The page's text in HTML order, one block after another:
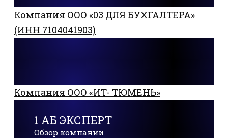
Компания ООО «03 ДЛЯ БУХГАЛТЕРА»
(ИНН 7104041903)
Компания ООО «ИТ- ТЮМЕНЬ»
1 АБ ЭКСПЕРТ
Обзор компании